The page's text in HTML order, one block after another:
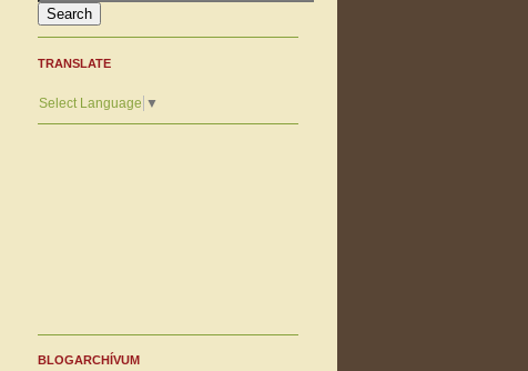
TRANSLATE
Select Language ▼
BLOGARCHÍVUM